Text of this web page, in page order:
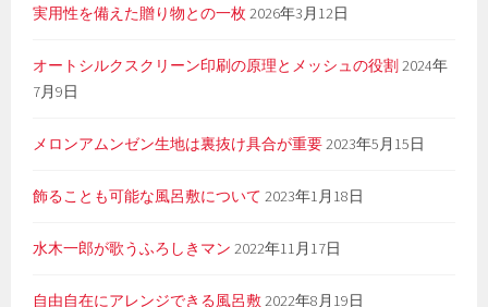
実用性を備えた贈り物との一枚 2026年3月12日
オートシルクスクリーン印刷の原理とメッシュの役割2024年
7月9日
メロンアムンゼン生地は裏抜け具合が重要2023年5月15日
飾ることも可能な風呂敷について 2023年1月18日
水木一郎が歌うふろしきマン 2022年11月17日
自由自在にアレンジできる風呂敷2022年8月19日